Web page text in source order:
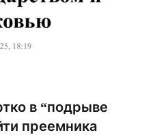
в “подрыве
преемника